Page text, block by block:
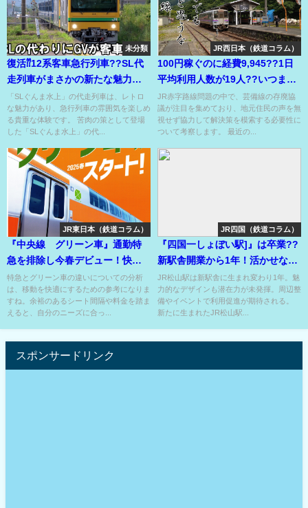
未分類
復活⁇12系客車急行列車??SL代
走列車がまさかの新たな魅力あ
る列車に変貌??
「SLぐんま水上」の代走列車は、レトロ
な魅力があり、急行列車の雰囲気を楽しめ
る貴重な体験です。 苦肉の策として登場
した「SLぐんま水上」の代...
JR西日本（鉄道コラム）
100円稼ぐのに経費9,945??1日
平均利用人数が19人??いつまで
も あると思うな…
JR赤字路線問題の中で、芸備線の存廃協
議が注目を集めており、地元住民の声を無
視せず協力して解決策を模索する必要性に
ついて考察します。 最近の...
JR東日本（鉄道コラム）
『中央線 グリーン車』通勤特
急を排除し今春デビュー！快適
空間でタイパアップ?!
特急とグリーン車の違いについての分析
は、移動を快適にするための参考になりま
すね。余裕のあるシート間隔や料金を踏ま
えると、自分のニーズに合っ...
JR四国（鉄道コラム）
『四国一しょぼい駅]』は卒業??
新駅舎開業から1年！活かせない
松山駅の潜在力⁉
JR松山駅は新駅舎に生まれ変わり1年。魅
力的なデザインも潜在力が未発揮。周辺整
備やイベントで利用促進が期待される。
新たに生まれたJR松山駅...
スポンサードリンク